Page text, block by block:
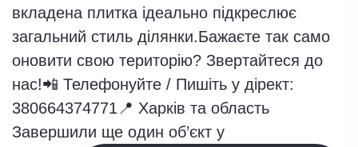
Завершили ще один об’єкт у